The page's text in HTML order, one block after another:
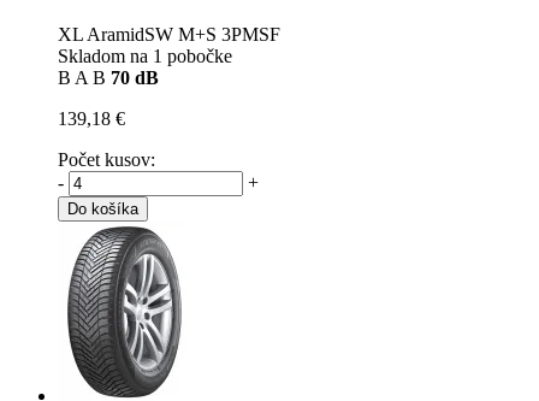
XL AramidSW M+S 3PMSF
Skladom na 1 pobočke
B A B 70 dB
139,18 €
Počet kusov:
-
+
Do košíka